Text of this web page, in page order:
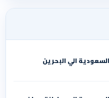
الي البحرين